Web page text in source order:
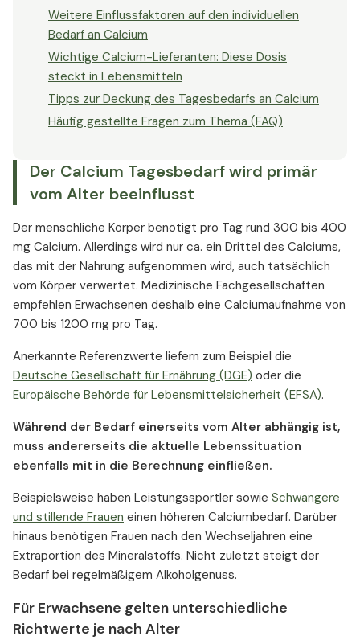
Weitere Einflussfaktoren auf den individuellen
Bedarf an Calcium
Wichtige Calcium-Lieferanten: Diese Dosis
steckt in Lebensmitteln
Tipps zur Deckung des Tagesbedarfs an Calcium
Häufig gestellte Fragen zum Thema (FAQ)
Der Calcium Tagesbedarf wird primär
vom Alter beeinflusst
Der menschliche Körper benötigt pro Tag rund 300 bis 400
mg Calcium. Allerdings wird nur ca. ein Drittel des Calciums,
das mit der Nahrung aufgenommen wird, auch tatsächlich
vom Körper verwertet. Medizinische Fachgesellschaften
empfehlen Erwachsenen deshalb eine Calciumaufnahme von
700 bis 1200 mg pro Tag.
Anerkannte Referenzwerte liefern zum Beispiel die
Deutsche Gesellschaft für Ernährung (DGE) oder die
Europäische Behörde für Lebensmittelsicherheit (EFSA).
Während der Bedarf einerseits vom Alter abhängig ist,
muss andererseits die aktuelle Lebenssituation
ebenfalls mit in die Berechnung einfließen.
Beispielsweise haben Leistungssportler sowie Schwangere
und stillende Frauen einen höheren Calciumbedarf. Darüber
hinaus benötigen Frauen nach den Wechseljahren eine
Extraportion des Mineralstoffs. Nicht zuletzt steigt der
Bedarf bei regelmäßigem Alkoholgenuss.
Für Erwachsene gelten unterschiedliche
Richtwerte je nach Alter